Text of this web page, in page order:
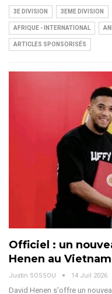
3E DIVISION 3EME DIVISION
AFRIQUE - INTERNATIONAL
ARTICLES SPONSORISÉS
Officiel : un
Henen au Vietnam
Justin SOSSOU 14 Juil 2026
David Henen s'offre un